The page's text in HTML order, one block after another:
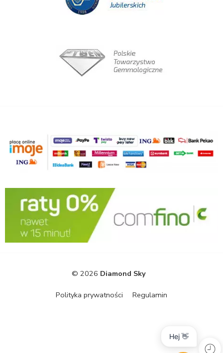
© 2026 Diamond Sky
Polityka prywatności Regulamin